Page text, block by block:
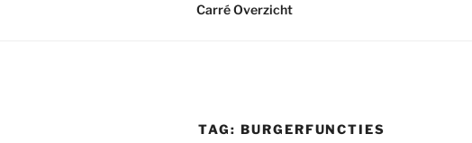
Carré Overzicht
TAG: BURGERFUNCTIES